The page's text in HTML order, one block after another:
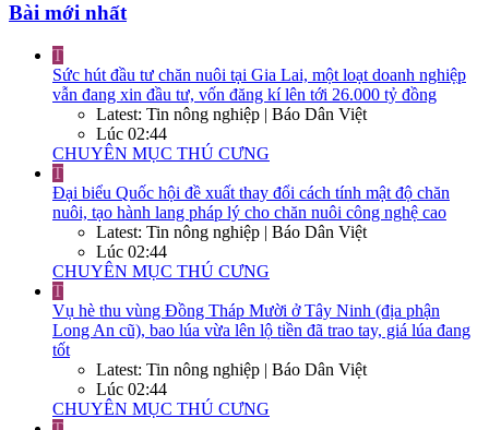
Bài mới nhất
T
Sức hút đầu tư chăn nuôi tại Gia Lai, một loạt doanh nghiệp
vẫn đang xin đầu tư, vốn đăng kí lên tới 26.000 tỷ đồng
Latest: Tin nông nghiệp | Báo Dân Việt
Lúc 02:44
CHUYÊN MỤC THÚ CƯNG
T
Đại biểu Quốc hội đề xuất thay đổi cách tính mật độ chăn
nuôi, tạo hành lang pháp lý cho chăn nuôi công nghệ cao
Latest: Tin nông nghiệp | Báo Dân Việt
Lúc 02:44
CHUYÊN MỤC THÚ CƯNG
T
Vụ hè thu vùng Đồng Tháp Mười ở Tây Ninh (địa phận
Long An cũ), bao lúa vừa lên lộ tiền đã trao tay, giá lúa đang
tốt
Latest: Tin nông nghiệp | Báo Dân Việt
Lúc 02:44
CHUYÊN MỤC THÚ CƯNG